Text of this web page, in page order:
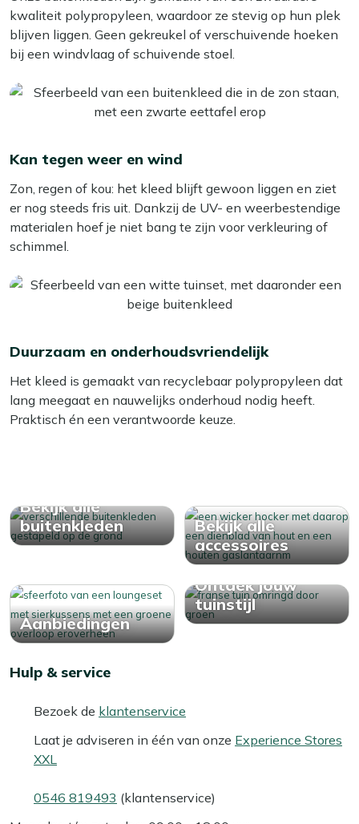
opschudden of, als het echt nat is, te drogen hangen. Zo
blijft het lekker fris en mooi van kleur.
het kleed wilt gebruiken:
Bij een loungeset: Leg het kleed precies tegen de
— net wat je mooier vindt.
Bij een diningset:
past, ook als de stoelen naar achter worden
geschoven. Reken ongeveer 40 cm extra rondom, dan
zit je goed.
Met het Torrano buitenkleed voeg je een vleugje stijl én
comfort toe aan je buitenruimte. Geniet van een gezellig
Bekijk meer Buitenkleden
Met deze simpele tips – en een beetje hulp van de juiste
producten – blijft je buitenkleed langer mooi en fris!
kwaliteit polypropyleen, waardoor ze stevig op hun plek
blijven liggen. Geen gekreukel of verschuivende hoeken
bij een windvlaag of schuivende stoel.
Kan tegen weer en wind
Zon, regen of kou: het kleed blijft gewoon liggen en ziet
er nog steeds fris uit. Dankzij de UV- en weerbestendige
materialen hoef je niet bang te zijn voor verkleuring of
schimmel.
Duurzaam en onderhoudsvriendelijk
Het kleed is gemaakt van recyclebaar polypropyleen dat
lang meegaat en nauwelijks onderhoud nodig heeft.
Praktisch én een verantwoorde keuze.
Bekijk alle
buitenkleden
Bekijk alle
accessoires
Aanbiedingen
Ontdek jouw
tuinstijl
Hulp & service
Bezoek de klantenservice
Laat je adviseren in één van onze Experience Stores
XXL
0546 819493 (klantenservice)